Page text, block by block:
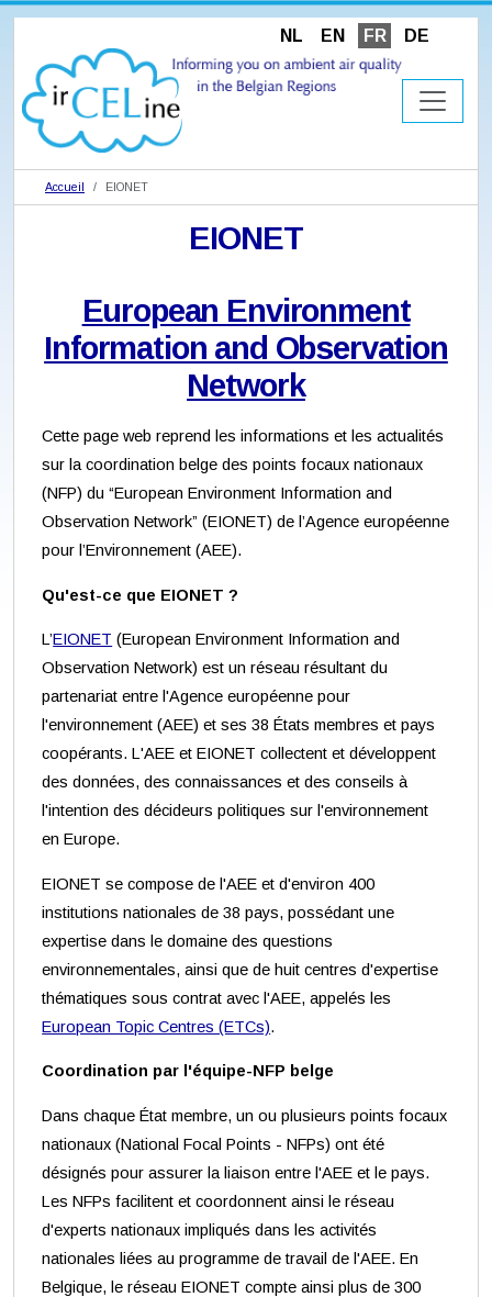
NL EN FR DE
Accueil EIONET
EIONET
European Environment
Information and Observation
Network
Cette page web reprend les informations et les actualités
sur la coordination belge des points focaux nationaux
(NFP) du “European Environment Information and
Observation Network” (EIONET) de l’Agence européenne
pour l’Environnement (AEE).
Qu'est-ce que EIONET ?
L’EIONET (European Environment Information and
Observation Network) est un réseau résultant du
partenariat entre l'Agence européenne pour
l'environnement (AEE) et ses 38 États membres et pays
coopérants. L'AEE et EIONET collectent et développent
des données, des connaissances et des conseils à
l'intention des décideurs politiques sur l'environnement
en Europe.
EIONET se compose de l'AEE et d'environ 400
institutions nationales de 38 pays, possédant une
expertise dans le domaine des questions
environnementales, ainsi que de huit centres d'expertise
thématiques sous contrat avec l'AEE, appelés les
European Topic Centres (ETCs).
Coordination par l'équipe-NFP belge
Dans chaque État membre, un ou plusieurs points focaux
nationaux (National Focal Points - NFPs) ont été
désignés pour assurer la liaison entre l'AEE et le pays.
Les NFPs facilitent et coordonnent ainsi le réseau
d'experts nationaux impliqués dans les activités
nationales liées au programme de travail de l'AEE. En
Belgique, le réseau EIONET compte ainsi plus de 300